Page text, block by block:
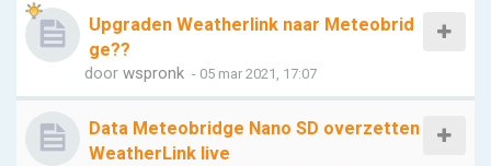
Upgraden Weatherlink naar Meteobrid
ge??
door wspronk - 05 mar 2021, 17:07
Data Meteobridge Nano SD overzetten
WeatherLink live